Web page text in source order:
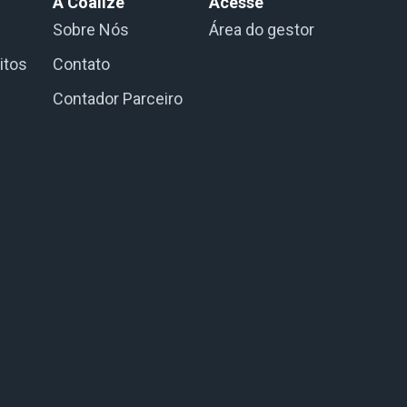
Sobre Nós
Contato
Contador Parceiro
Área do gestor